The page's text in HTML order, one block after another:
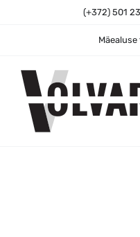
(+372) 501